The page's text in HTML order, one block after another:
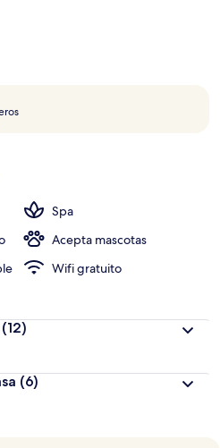
c
ó
t
a
e
Spa
Acepta mascotas
Wifi gratuito
(12)
(6)